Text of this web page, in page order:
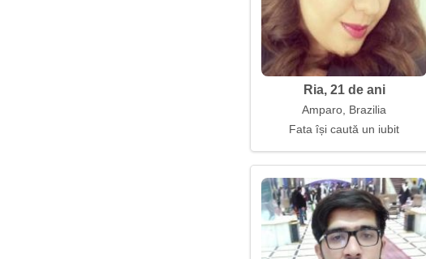
Ria, 21 de ani
Amparo, Brazilia
Fata își caută un iubit